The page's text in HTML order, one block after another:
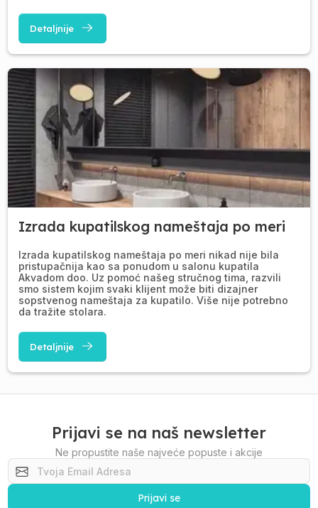
Detaljnije
Izrada kupatilskog nameštaja po meri
Izrada kupatilskog nameštaja po meri nikad nije bila
pristupačnija kao sa ponudom u salonu kupatila
Akvadom doo. Uz pomoć našeg stručnog tima, razvili
smo sistem kojim svaki klijent može biti dizajner
sopstvenog nameštaja za kupatilo. Više nije potrebno
da tražite stolara.
Detaljnije
Prijavi se na naš newsletter
Ne propustite naše najveće popuste i akcije
Prijavi se